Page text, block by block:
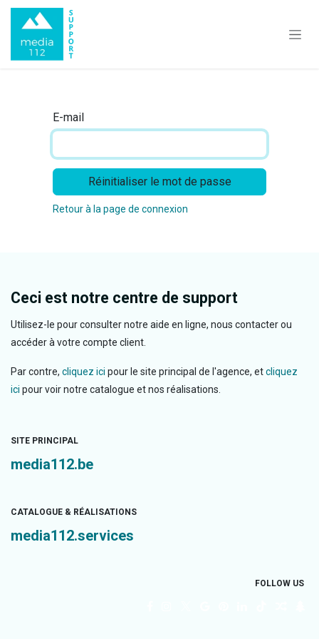
Se rendre au contenu
E-mail
Réinitialiser le mot de passe
Retour à la page de connexion
Ceci est notre centre de support
Utilisez-le pour consulter notre aide en ligne, nous contacter ou
accéder à votre compte client.
Par contre, cliquez ici pour le site principal de l'agence, etcliquez
ici pour voir notre catalogue et nos réalisations.
SITE PRINCIPAL
media112.be
CATALOGUE & RÉALISATIONS
media112.services
FOLLOW US